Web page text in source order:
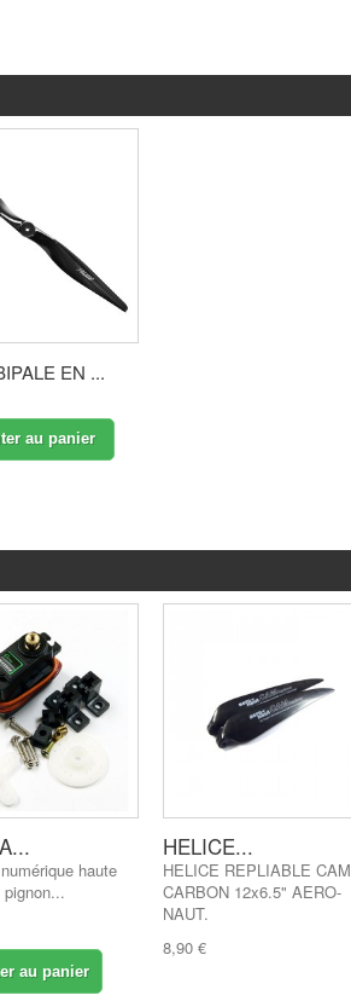
EN ...
au panier
haute
au panier
HELICE...
HELICE REPLIABLE CAM
CARBON 12x6.5" AERO-
NAUT.
8,90 €